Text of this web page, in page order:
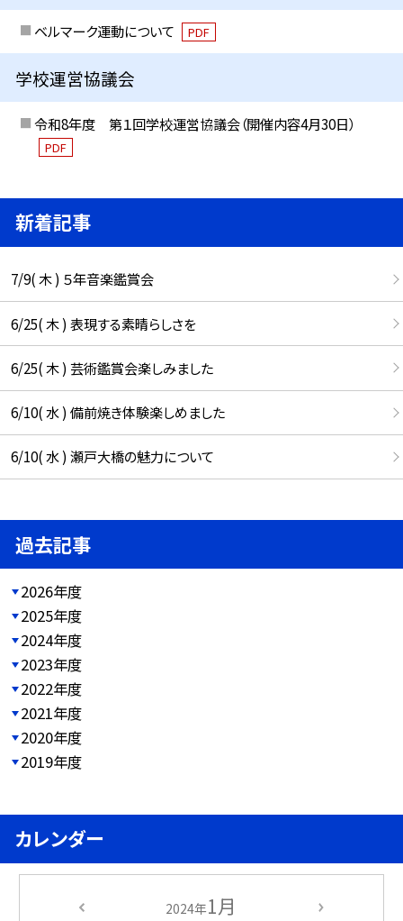
ベルマーク運動について PDF
学校運営協議会
令和8年度 第１回学校運営協議会（開催内容4月30日）
PDF
新着記事
7/9( 木 ) ５年音楽鑑賞会
6/25( 木 ) 表現する素晴らしさを
6/25( 木 ) 芸術鑑賞会楽しみました
6/10( 水 ) 備前焼き体験楽しめました
6/10( 水 ) 瀬戸大橋の魅力について
過去記事
2026年度
2025年度
2024年度
2023年度
2022年度
2021年度
2020年度
2019年度
カレンダー
2024年1月